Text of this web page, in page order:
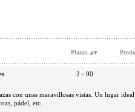
Plazas Precio
2 - 90
con unas maravillosas vistas. Un lugar ideal
pádel, etc.